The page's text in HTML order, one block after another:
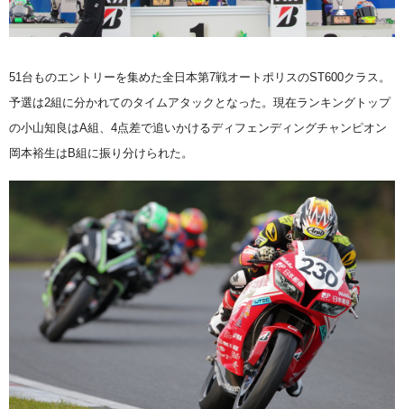
51台ものエントリーを集めた全日本第7戦オートポリスのST600クラス。
予選は2組に分かれてのタイムアタックとなった。現在ランキングトップ
の小山知良はA組、4点差で追いかけるディフェンディングチャンピオン
岡本裕生はB組に振り分けられた。